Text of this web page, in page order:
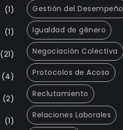
(1)
(1)
(21)
(4)
(2)
(1)
Gestión del Desempeño
Igualdad de género
Negociación Colectiva
Protocolos de Acoso
Reclutamiento
Relaciones Laborales